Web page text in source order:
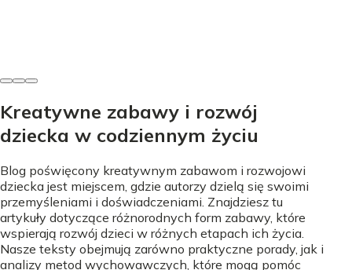
Kreatywne zabawy i rozwój
dziecka w codziennym życiu
Blog poświęcony kreatywnym zabawom i rozwojowi
dziecka jest miejscem, gdzie autorzy dzielą się swoimi
przemyśleniami i doświadczeniami. Znajdziesz tu
artykuły dotyczące różnorodnych form zabawy, które
wspierają rozwój dzieci w różnych etapach ich życia.
Nasze teksty obejmują zarówno praktyczne porady, jak i
analizy metod wychowawczych, które mogą pomóc